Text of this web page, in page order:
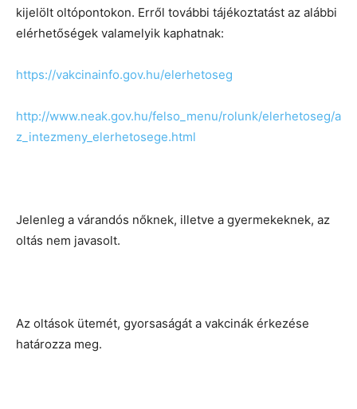
kijelölt oltópontokon. Erről további tájékoztatást az alábbi
elérhetőségek valamelyik kaphatnak:
https://vakcinainfo.gov.hu/elerhetoseg
http://www.neak.gov.hu/felso_menu/rolunk/elerhetoseg/a
z_intezmeny_elerhetosege.html
Jelenleg a várandós nőknek, illetve a gyermekeknek, az
oltás nem javasolt.
Az oltások ütemét, gyorsaságát a vakcinák érkezése
határozza meg.